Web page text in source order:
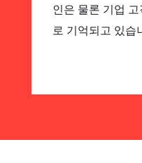
인은 물론 기업
로 기억되고 있습